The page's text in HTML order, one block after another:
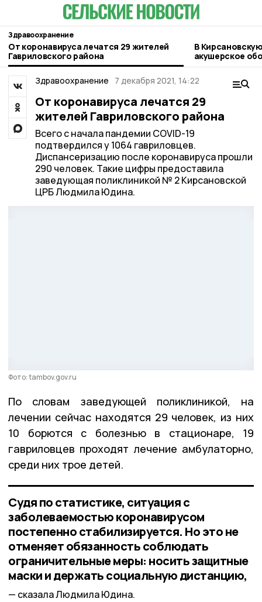
Здравоохранение
От коронавируса лечатся 29 жителей
Гавриловского района
В
акушерское
Здравоохранение 7 декабря 2021, 14:22
От коронавируса лечатся 29
жителей Гавриловского района
Всего с начала пандемии COVID-19
подтвердился у 1064 гавриловцев.
Диспансеризацию после коронавируса прошли
290 человек. Такие цифры предоставила
заведующая поликлиникой № 2 Кирсановской
ЦРБ Людмила Юдина.
Фото: tambov.gov.ru
По словам заведующей поликлиникой, на
лечении сейчас находятся 29 человек, из них
10 борются с болезнью в стационаре, 19
гавриловцев проходят лечение амбулаторно,
среди них трое детей.
Судя по статистике, ситуация с
заболеваемостью коронавирусом
постепенно стабилизируется. Но это не
отменяет обязанность соблюдать
ограничительные меры: носить защитные
маски и держать социальную дистанцию,
сказала Людмила Юдина.